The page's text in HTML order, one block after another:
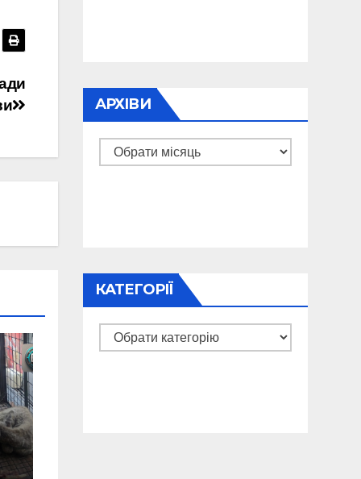
АРХІВИ
Архіви
КАТЕГОРІЇ
Категорії